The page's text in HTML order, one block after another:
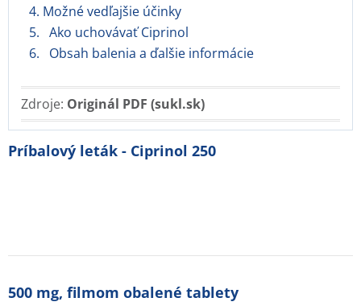
4. Možné vedľajšie účinky
5. Ako uchovávať Ciprinol
6. Obsah balenia a ďalšie informácie
Zdroje: Originál PDF (sukl.sk)
Príbalový leták - Ciprinol 250
500 mg, filmom obalené tablety